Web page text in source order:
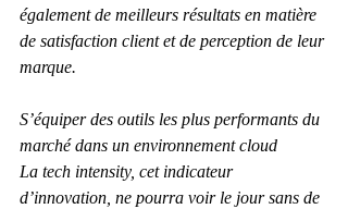
également de meilleurs résultats en matière
de satisfaction client et de perception de leur
marque.
S’équiper des outils les plus performants du
marché dans un environnement cloud
La tech intensity, cet indicateur
d’innovation, ne pourra voir le jour sans de